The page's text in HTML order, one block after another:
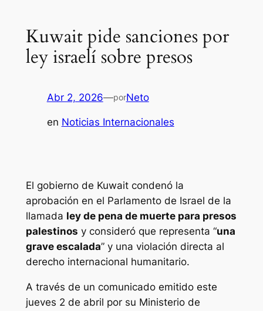
Kuwait pide sanciones por
ley israelí sobre presos
Abr 2, 2026—porNeto
en Noticias Internacionales
El gobierno de Kuwait condenó la
aprobación en el Parlamento de Israel de la
llamada ley de pena de muerte para presos
palestinos y consideró que representa “una
grave escalada” y una violación directa al
derecho internacional humanitario.
A través de un comunicado emitido este
jueves 2 de abril por su Ministerio de